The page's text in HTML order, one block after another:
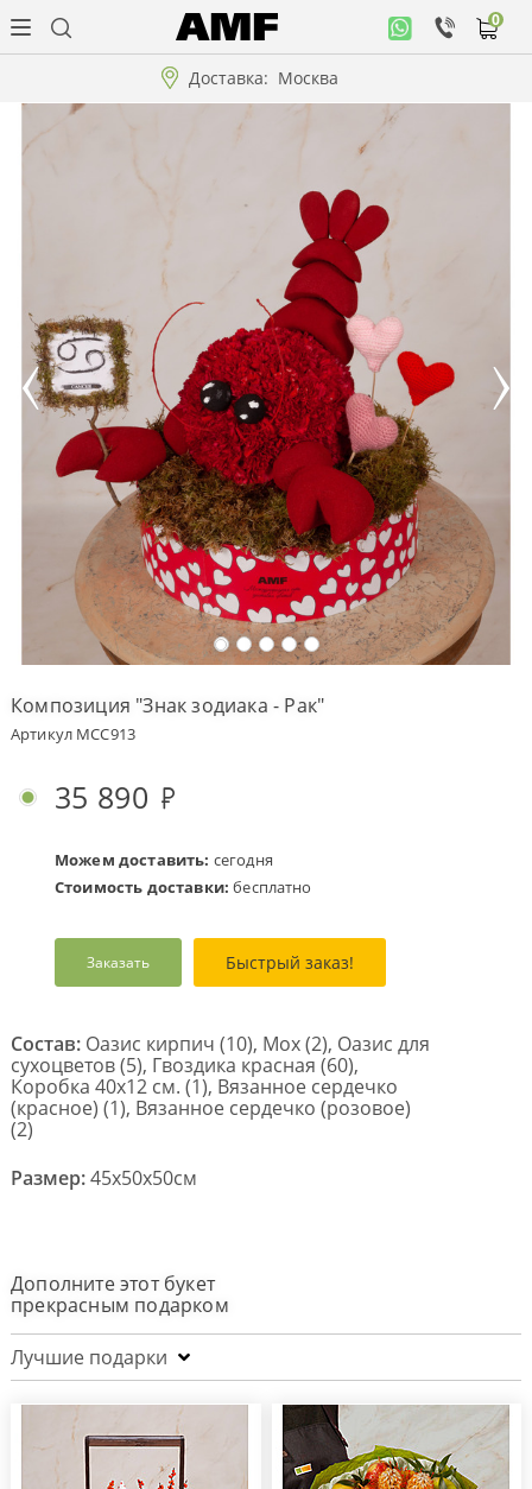
Доставка: Москва
0
кабинет
Музыкальная
коллекция
"ВАУ"!!!
Коллекции!!!
Розы
Подарки
Условия
Бонусная
программа
Корпоративным
клиентам
связь
language
Композиция "Знак зодиака - Рак"
Артикул MCC913
35 890
Можем доставить: сегодня
Стоимость доставки: бесплатно
Заказать Быстрый заказ!
Состав: Оазис кирпич (10), Мох (2), Оазис для
сухоцветов (5), Гвоздика красная (60),
Коробка 40х12 см. (1), Вязанное сердечко
(красное) (1), Вязанное сердечко (розовое)
(2)
Размер:45x50x50см
Дополните этот букет
прекрасным подарком
Лучшие подарки